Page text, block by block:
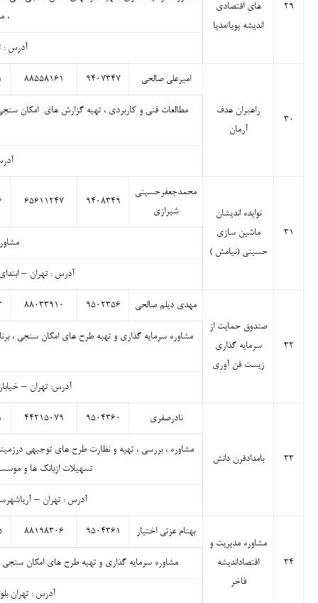
۲۹
های اقتصادی
اندیشه پویا/مدپا
،
آدرس :
۳۰
راهبران هدف
آرمان
امیرعلی صالحی ۹۴۰۷۳۴۷ ۸۸۵۵۸۱۶۱
مطالعات فنی و کاربردی ، تهیه گزارش های امکان
۳۱
نوایده اندیشان
ماشین سازی
حسینی (نیامش )
محمدجعفرحسینی
شیرازی
۹۴۰۸۳۴۹ ۶۵۶۱۱۲۴۷
آدرس : تهران –
۳۲
صندوق حمایت از
سرمایه گذاری
زیست فن آوری
مهدی دیلم صالحی ۹۵۰۲۳۵۶ ۸۸۰۳۳۹۱۰
مشاوره سرمایه گذاری و تهیه طرح های امکان سنجی ،
آدرس: تهران –
۳۳ بامدادقرن دانش
نادرصفری ۹۵۰۴۳۶۰ ۴۴۲۱۵۰۷۹
مشاوره ، بررسی ، تهیه و نظارت طرح های توجیهی
تسهیلات ازبانک ها و
آدرس : تهران –
۳۴
مشاوره مدیریت و
اقتصاداندیشه
فاخر
بهنام عزتی اختیار ۹۵۰۴۳۶۱ ۸۸۱۹۸۳۰۶
مشاوره سرمایه گذاری و تهیه طرح های امکان سنجی
آدرس : تهران